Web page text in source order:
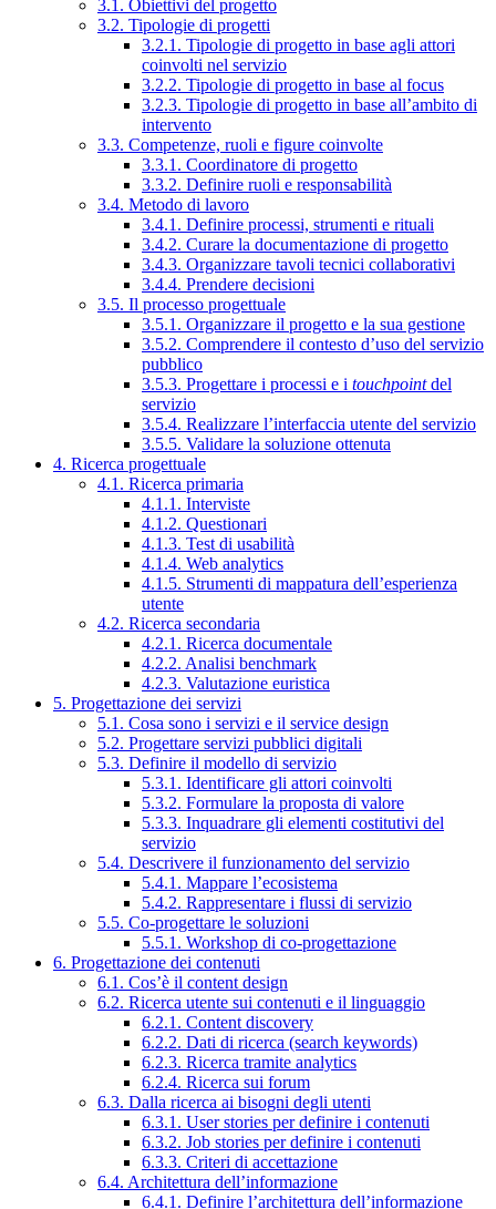
3.1. Obiettivi del progetto
3.2. Tipologie di progetti
3.2.1. Tipologie di progetto in base agli attori
coinvolti nel servizio
3.2.2. Tipologie di progetto in base al focus
3.2.3. Tipologie di progetto in base all’ambito di
intervento
3.3. Competenze, ruoli e figure coinvolte
3.3.1. Coordinatore di progetto
3.3.2. Definire ruoli e responsabilità
3.4. Metodo di lavoro
3.4.1. Definire processi, strumenti e rituali
3.4.2. Curare la documentazione di progetto
3.4.3. Organizzare tavoli tecnici collaborativi
3.4.4. Prendere decisioni
3.5. Il processo progettuale
3.5.1. Organizzare il progetto e la sua gestione
3.5.2. Comprendere il contesto d’uso del servizio
pubblico
3.5.3. Progettare i processi e i touchpointdel
servizio
3.5.4. Realizzare l’interfaccia utente del servizio
3.5.5. Validare la soluzione ottenuta
4. Ricerca progettuale
4.1. Ricerca primaria
4.1.1. Interviste
4.1.2. Questionari
4.1.3. Test di usabilità
4.1.4. Web analytics
4.1.5. Strumenti di mappatura dell’esperienza
utente
4.2. Ricerca secondaria
4.2.1. Ricerca documentale
4.2.2. Analisi benchmark
4.2.3. Valutazione euristica
5. Progettazione dei servizi
5.1. Cosa sono i servizi e il service design
5.2. Progettare servizi pubblici digitali
5.3. Definire il modello di servizio
5.3.1. Identificare gli attori coinvolti
5.3.2. Formulare la proposta di valore
5.3.3. Inquadrare gli elementi costitutivi del
servizio
5.4. Descrivere il funzionamento del servizio
5.4.1. Mappare l’ecosistema
5.4.2. Rappresentare i flussi di servizio
5.5. Co-progettare le soluzioni
5.5.1. Workshop di co-progettazione
6. Progettazione dei contenuti
6.1. Cos’è il content design
6.2. Ricerca utente sui contenuti e il linguaggio
6.2.1. Content discovery
6.2.2. Dati di ricerca (search keywords)
6.2.3. Ricerca tramite analytics
6.2.4. Ricerca sui forum
6.3. Dalla ricerca ai bisogni degli utenti
6.3.1. User stories per definire i contenuti
6.3.2. Job stories per definire i contenuti
6.3.3. Criteri di accettazione
6.4. Architettura dell’informazione
6.4.1. Definire l’architettura dell’informazione